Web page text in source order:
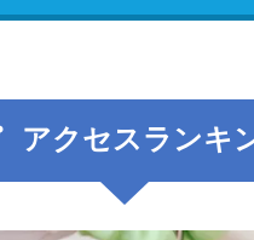
アクセスランキ